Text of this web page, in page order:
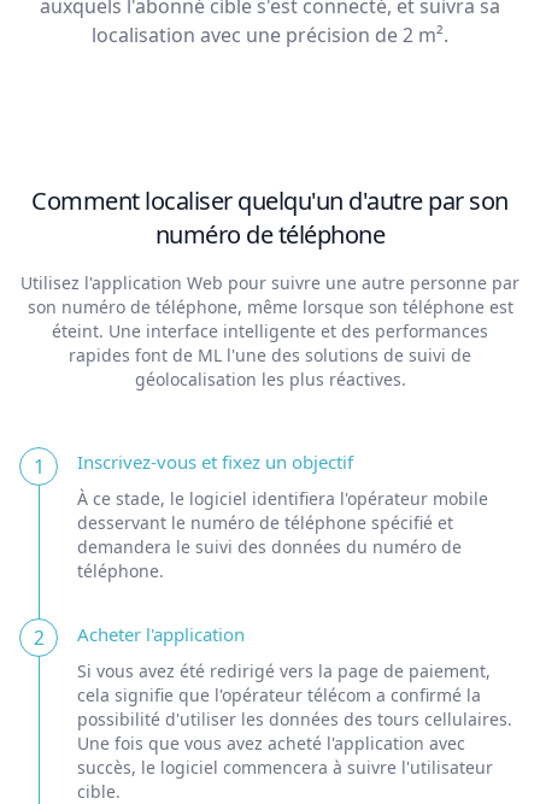
auxquels l'abonné cible s'est connecté, et suivra sa
localisation avec une précision de 2 m².
Comment localiser quelqu'un d'autre par son
numéro de téléphone
Utilisez l'application Web pour suivre une autre personne par
son numéro de téléphone, même lorsque son téléphone est
éteint. Une interface intelligente et des performances
rapides font de ML l'une des solutions de suivi de
géolocalisation les plus réactives.
1 Inscrivez-vous et fixez un objectif
À ce stade, le logiciel identifiera l'opérateur mobile
desservant le numéro de téléphone spécifié et
demandera le suivi des données du numéro de
téléphone.
2 Acheter l'application
Si vous avez été redirigé vers la page de paiement,
cela signifie que l'opérateur télécom a confirmé la
possibilité d'utiliser les données des tours cellulaires.
Une fois que vous avez acheté l'application avec
succès, le logiciel commencera à suivre l'utilisateur
cible.